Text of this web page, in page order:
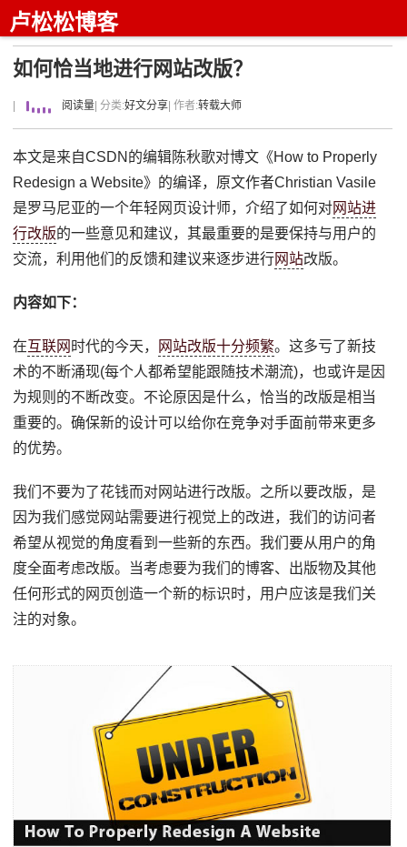
卢松松博客
如何恰当地进行网站改版？
阅读量 | 分类:好文分享 | 作者:转载大师
本文是来自CSDN的编辑陈秋歌对博文《How to Properly
Redesign a Website》的编译，原文作者Christian Vasile
是罗马尼亚的一个年轻网页设计师，介绍了如何对网站进
行改版的一些意见和建议，其最重要的是要保持与用户的
交流，利用他们的反馈和建议来逐步进行网站改版。
内容如下：
在互联网 时代的今天， 网站改版十分频繁。这多亏了新技
术的不断涌现(每个人都希望能跟随技术潮流)，也或许是因
为规则的不断改变。不论原因是什么，恰当的改版是相当
重要的。确保新的设计可以给你在竞争对手面前带来更多
的优势。
我们不要为了花钱而对网站进行改版。之所以要改版，是
因为我们感觉网站需要进行视觉上的改进，我们的访问者
希望从视觉的角度看到一些新的东西。我们要从用户的角
度全面考虑改版。当考虑要为我们的博客、出版物及其他
任何形式的网页创造一个新的标识时，用户应该是我们关
注的对象。